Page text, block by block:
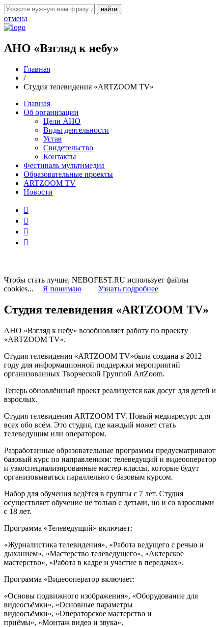
отмена
АНО «Взгляд к небу»
Главная
/
Студия телевидения «ARTZOOM TV»
Главная
Об организации
Цели АНО
Виды деятельности
Устав
Свидетельство
Контакты
Фестиваль мультимедиа
Образовательные проекты
ARTZOOM TV
Новости




Чтобы стать лучше, NEBOFEST.RU использует файлы
cookies...
Я понимаю Узнать подробнее
Студия телевидения «ARTZOOM TV»
АНО «Взгляд к небу» возобновляет работу по проекту
«ARTZOOM TV».
Студия телевидения «ARTZOOM TV»была создана в 2012
году для информационной поддержки мероприятий
организованных Творческой Группой ArtZoom.
Теперь обновлённый проект реализуется как досуг для детей и
взрослых.
Студия телевидения ARTZOOM TV. Новый медиаресурс для
всех обо всём. Это студия, где каждый может стать
телеведущим или оператором.
Разработанные образовательные программы предусматривают
базовый курс по направлениям: телеведущий и видеооператор
и узкоспециализированные мастер-классы, которые будут
организовываться параллельно с базовым курсом.
Набор для обучения ведётся в группы с 7 лет. Студия
осуществляет обучение не только с детьми, но и со взрослыми
с 18 лет.
Программа «Телеведущий» включает:
«Журналистика телевидения», «Работа ведущего с речью и
дыханием», «Мастерство телеведущего», «Актерское
мастерство», «Работа в кадре и участие в передачах».
Программа «Видеооператор включает:
«Основы подвижного изображения», «Оборудование для
видеосъёмки», «Основные параметры
видеосъёмки», «Операторское мастерство и
приёмы», «Монтаж видео и звука».